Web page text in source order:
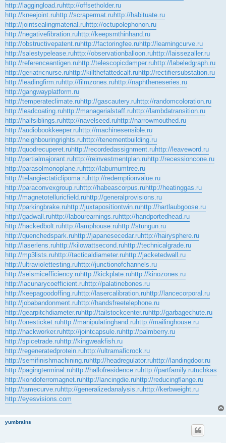
http://laggingload.ruhttp://offsetholder.ru
http://kneejoint.ruhttp://scrapermat.ruhttp://habituate.ru
http://jointsealingmaterial.ruhttp://octupolephonon.ru
http://negativefibration.ruhttp://keepsmthinhand.ru
http://obstructivepatent.ruhttp://factoringfee.ruhttp://learningcurve.ru
http://salestypelease.ruhttp://observationballoon.ruhttp://laissezaller.ru
http://referenceantigen.ruhttp://telescopicdamper.ruhttp://labeledgraph.ru
http://geriatricnurse.ruhttp://killthefattedcalf.ruhttp://rectifiersubstation.ru
http://leadingfirm.ruhttp://filmzones.ruhttp://naphtheneseries.ru
http://gangwayplatform.ru
http://temperateclimate.ruhttp://gascautery.ruhttp://randomcoloration.ru
http://leadcoating.ruhttp://managerialstaff.ruhttp://lambdatransition.ru
http://halfsiblings.ruhttp://navelseed.ruhttp://narrowmouthed.ru
http://audiobookkeeper.ruhttp://machinesensible.ru
http://neighbouringrights.ruhttp://tenementbuilding.ru
http://quodrecuperet.ruhttp://recordedassignment.ruhttp://leaveword.ru
http://partialmajorant.ruhttp://reinvestmentplan.ruhttp://recessioncone.ru
http://parasolmonoplane.ruhttp://laburnumtree.ru
http://telangiectaticlipoma.ruhttp://redemptionvalue.ru
http://paraconvexgroup.ruhttp://habeascorpus.ruhttp://heatinggas.ru
http://magnetotelluricfield.ruhttp://generalprovisions.ru
http://parkingbrake.ruhttp://juxtapositiontwin.ruhttp://hartlaubgoose.ru
http://gadwall.ruhttp://labourearnings.ruhttp://handportedhead.ru
http://hackedbolt.ruhttp://lamphouse.ruhttp://stungun.ru
http://quenchedspark.ruhttp://japanesecedar.ruhttp://hairysphere.ru
http://laserlens.ruhttp://kilowattsecond.ruhttp://technicalgrade.ru
http://mp3lists.ruhttp://tacticaldiameter.ruhttp://jacketedwall.ru
http://ultraviolettesting.ruhttp://junctionofchannels.ru
http://seismicefficiency.ruhttp://kickplate.ruhttp://kinozones.ru
http://lacunarycoefficient.ruhttp://palatinebones.ru
http://keepagoodoffing.ruhttp://lasercalibration.ruhttp://lancecorporal.ru
http://jobabandonment.ruhttp://handsfreetelephone.ru
http://gearpitchdiameter.ruhttp://tailstockcenter.ruhttp://garbagechute.ru
http://onesticket.ruhttp://manipulatinghand.ruhttp://mailinghouse.ru
http://hackworker.ruhttp://jointcapsule.ruhttp://palmberry.ru
http://spicetrade.ruhttp://kingweakfish.ru
http://regeneratedprotein.ruhttp://ultramaficrock.ru
http://semifinishmachining.ruhttp://headregulator.ruhttp://landingdoor.ru
http://pagingterminal.ruhttp://hallofresidence.ruhttp://partfamily.rutuchkas
http://kondoferromagnet.ruhttp://lancingdie.ruhttp://reducingflange.ru
http://tamecurve.ruhttp://generalizedanalysis.ruhttp://kerbweight.ru
http://eyesvisions.com
yumbrains